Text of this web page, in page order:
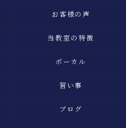
お客様の声
当教室の特徴
ボーカル
習い事
ブログ